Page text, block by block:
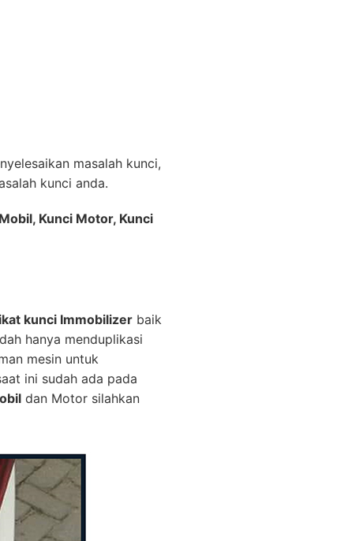
masalah kunci,
kunci anda.
Kunci Motor, Kunci
kunci Immobilizer baik
hanya menduplikasi
mesin untuk
ini sudah ada pada
dan Motor silahkan